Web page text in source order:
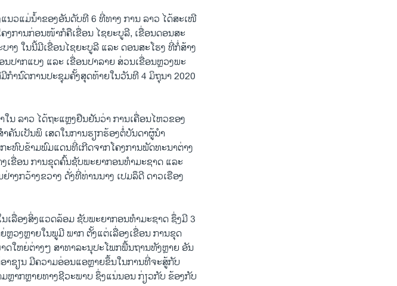
ນວແມ່ນໍ້າຂອງອັນດັບທີ 6 ທີ່ທາງ ການ ລາວ ໄດ້ສະເໜີ
ງການກ່ອນໜ້າກໍຄືເຂື່ອນ ໄຊຍະບູລີ, ເຂື່ອນດອນສະ
າງ ໃນນີ້ມີເຂື່ອນໄຊຍະບູລີ ແລະ ດອນສະໂຮງ ທີ່ກໍ່ສ້າງ
ປາກແບງ ແລະ ເຂື່ອນປາລາຍ ສ່ວນເຂື່ອນຫຼວງພະ
ຳນົດການປະຊຸມຄັ້ງສຸດທ້າຍໃນວັນທີ 4​ ມິຖຸນາ 2020​
ນ ລາວ ໄດ້ຖະແຫຼງຢືນຢັນວ່າ ການເຄື່ອນໄຫວຂອງ
ຄັນເປັນພິ ເສດໃນການຮຽກຮ້ອງຕໍ່ບັນດາຜູ້ນຳ
ທົບຂ້າມພົມແດນທີ່ເກີດຈາກໂຄງການພັດທະນາຕ່າງ
ເຂື່ອນ ການຂຸດຄົ້ນຊັບພະຍາກອນທຳມະຊາດ ແລະ
ງກວ້າງຂວາງ ດັ່ງທີ່ທ່ານນາງ ເປມລຶດີ ດາວເຣືອງ
ເລື່ອງສິ່ງແວດລ້ອມ ຊັບພະຍາກອນທຳມະຊາດ ຊຶ່ງມີ 3
ຫຼວງຫຼາຍໃນພູມີ ພາກ ຕັ້ງແຕ່ເລື່ອງເຂື່ອນ ການຂຸດ
ດໃຫຍ່ຕ່າງໆ ສາທາລະນຸປະໂພກພື້ນຖານທັງຫຼາຍ ອັນ
າຊຽນ ມີຄວາມອ່ອນແອຫຼາຍຂຶ້ນໃນການທີ່ຈະສູ້ກັບ
ຫຼາກຫຼາຍທາງຊີວະພາບ ຊຶ່ງແນ່ນອນ ກ່ຽວກັບ ຂ້ອງກັບ